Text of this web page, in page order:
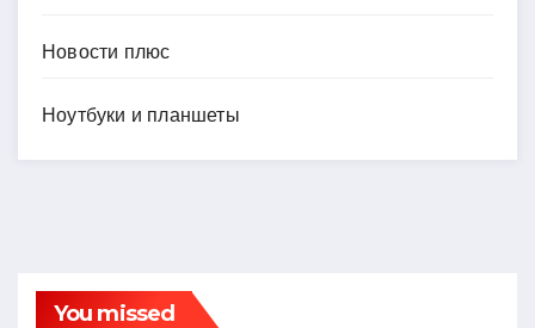
Новости плюс
Ноутбуки и планшеты
You missed